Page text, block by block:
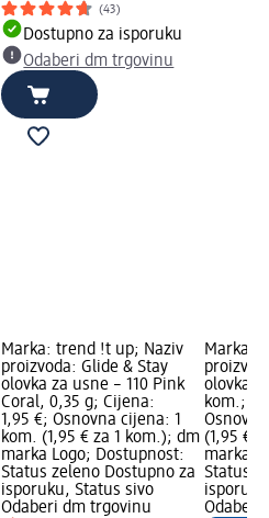
(43)
Dostupno za isporuku
Odaberi dm trgovinu
Marka: trend !t up; Naziv
proizvoda: Glide & Stay
olovka za usne – 110 Pink
Coral, 0,35 g; Cijena:
1,95 €; Osnovna cijena: 1
kom. (1,95 € za 1 kom.); dm
marka Logo; Dostupnost:
Status zeleno Dostupno za
isporuku, Status sivo
Odaberi dm trgovinu
Marka:
olovka
kom.;
(1,95 €
marka
Status
Odaberi